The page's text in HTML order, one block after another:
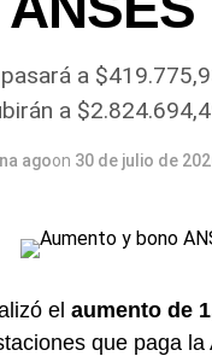
a
a
agoon 30 de julio de
el aumento de
que paga